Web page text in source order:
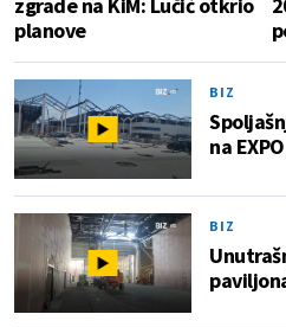
planove
BIZ
na
BIZ